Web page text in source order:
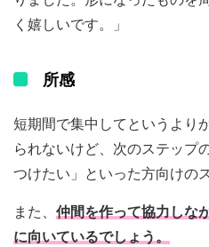
く嬉しいです。」
所感
短期間で集中してというより
られないけど、次のステップ
つけたい」といった方向けの
また、 仲間を作って協力しな
に向いているでしょう。